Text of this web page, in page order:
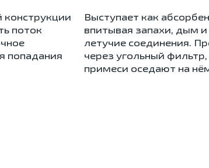
поток
попадания
Выступает как
впитывая запахи, дым и
летучие соединения.
через угольный
примеси оседают на